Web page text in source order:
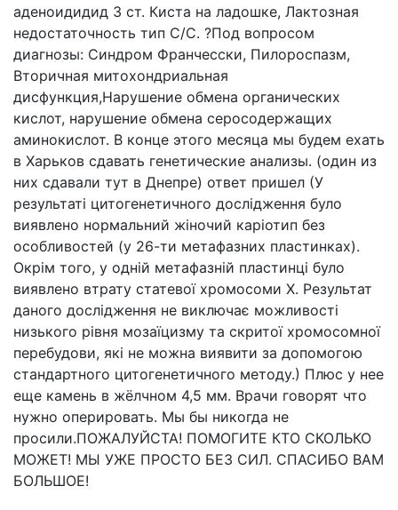
аденоидидид 3 ст. Киста на ладошке, Лактозная
недостаточность тип С/С. ?Под вопросом
диагнозы: Синдром Франчесски, Пилороспазм,
Вторичная митохондриальная
дисфункция,Нарушение обмена органических
кислот, нарушение обмена серосодержащих
аминокислот. В конце этого месяца мы будем ехать
в Харьков сдавать генетические анализы. (один из
них сдавали тут в Днепре) ответ пришел (У
результаті цитогенетичного дослідження було
виявлено нормальний жіночий каріотип без
особливостей (у 26-ти метафазних пластинках).
Окрім того, у одній метафазній пластинці було
виявлено втрату статевої хромосоми X. Результат
даного дослідження не виключає можливості
низького рівня мозаїцизму та скритої хромосомної
перебудови, які не можна виявити за допомогою
стандартного цитогенетичного методу.) Плюс у нее
еще камень в жёлчном 4,5 мм. Врачи говорят что
нужно оперировать. Мы бы никогда не
просили.ПОЖАЛУЙСТА! ПОМОГИТЕ КТО СКОЛЬКО
МОЖЕТ! МЫ УЖЕ ПРОСТО БЕЗ СИЛ. СПАСИБО ВАМ
БОЛЬШОЕ!